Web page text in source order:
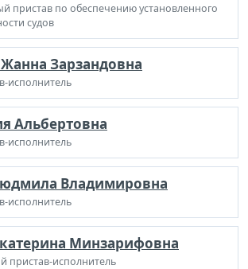
пристав по обеспечению установленного
судов
Зарзандовна
исполнитель
Альбертовна
исполнитель
Владимировна
исполнитель
Минзарифовна
пристав-исполнитель